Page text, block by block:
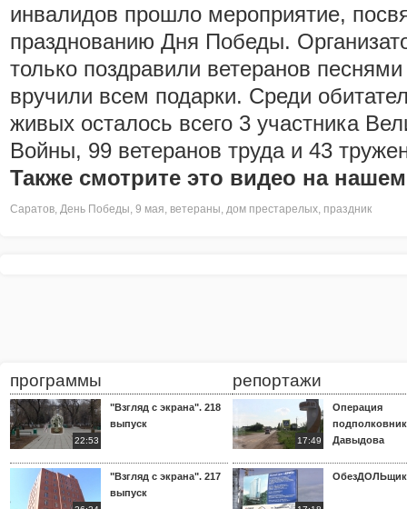
инвалидов прошло мероприятие,
празднованию Дня Победы.
только поздравили ветеранов
вручили всем подарки. Среди
живых осталось всего 3 участника
Войны, 99 ветеранов труда и 43
Также смотрите это видео на
Саратов, День Победы, 9 мая, ветераны, дом престарелых, праздник
программы
22:53
"Взгляд с экрана". 218
выпуск
"Взгляд с экрана". 217
выпуск
репортажи
17:49
Операция
Давыдова